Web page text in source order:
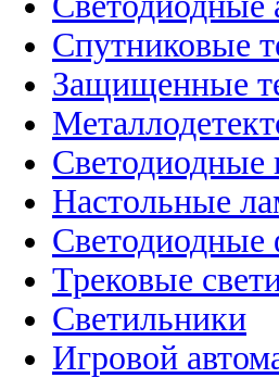
Спутниковые
Защищенные
Светодиодные
Настольные
Светодиодные
Трековые
Светильники
Игровой